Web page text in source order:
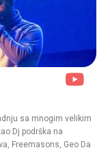
sa mnogim velikim
Dj podrška na
Freemasons, Geo Da